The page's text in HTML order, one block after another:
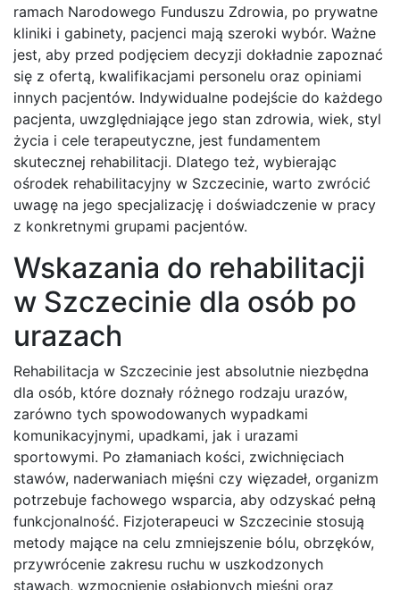
ramach Narodowego Funduszu Zdrowia, po prywatne
kliniki i gabinety, pacjenci mają szeroki wybór. Ważne
jest, aby przed podjęciem decyzji dokładnie zapoznać
się z ofertą, kwalifikacjami personelu oraz opiniami
innych pacjentów. Indywidualne podejście do każdego
pacjenta, uwzględniające jego stan zdrowia, wiek, styl
życia i cele terapeutyczne, jest fundamentem
skutecznej rehabilitacji. Dlatego też, wybierając
ośrodek rehabilitacyjny w Szczecinie, warto zwrócić
uwagę na jego specjalizację i doświadczenie w pracy
z konkretnymi grupami pacjentów.
Wskazania do rehabilitacji
w Szczecinie dla osób po
urazach
Rehabilitacja w Szczecinie jest absolutnie niezbędna
dla osób, które doznały różnego rodzaju urazów,
zarówno tych spowodowanych wypadkami
komunikacyjnymi, upadkami, jak i urazami
sportowymi. Po złamaniach kości, zwichnięciach
stawów, naderwaniach mięśni czy więzadeł, organizm
potrzebuje fachowego wsparcia, aby odzyskać pełną
funkcjonalność. Fizjoterapeuci w Szczecinie stosują
metody mające na celu zmniejszenie bólu, obrzęków,
przywrócenie zakresu ruchu w uszkodzonych
stawach, wzmocnienie osłabionych mięśni oraz